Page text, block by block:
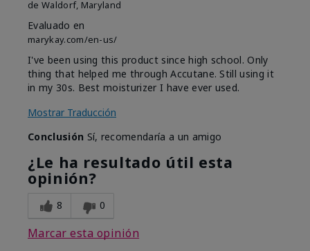
de Waldorf, Maryland
Evaluado en
marykay.com/en-us/
I've been using this product since high school. Only
thing that helped me through Accutane. Still using it
in my 30s. Best moisturizer I have ever used.
Mostrar Traducción
Conclusión Sí, recomendaría a un amigo
¿Le ha resultado útil esta
opinión?
8 0
Marcar esta opinión